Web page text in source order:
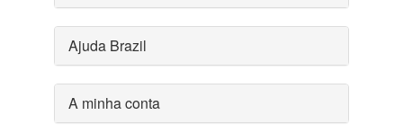
Ajuda Brazil
A minha conta